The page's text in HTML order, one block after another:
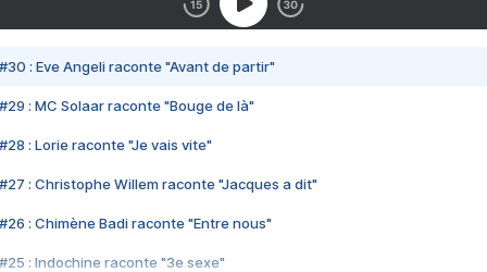
#30 : Eve Angeli raconte "Avant de partir"
#29 : MC Solaar raconte "Bouge de là"
#28 : Lorie raconte "Je vais vite"
#27 : Christophe Willem raconte "Jacques a dit"
#26 : Chimène Badi raconte "Entre nous"
#25 : Indochine raconte "3e sexe"